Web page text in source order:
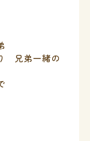
兄弟一緒の